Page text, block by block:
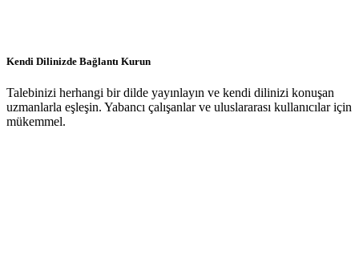
Kendi Dilinizde Bağlantı Kurun
Talebinizi herhangi bir dilde yayınlayın ve kendi dilinizi konuşan
uzmanlarla eşleşin. Yabancı çalışanlar ve uluslararası kullanıcılar için
mükemmel.